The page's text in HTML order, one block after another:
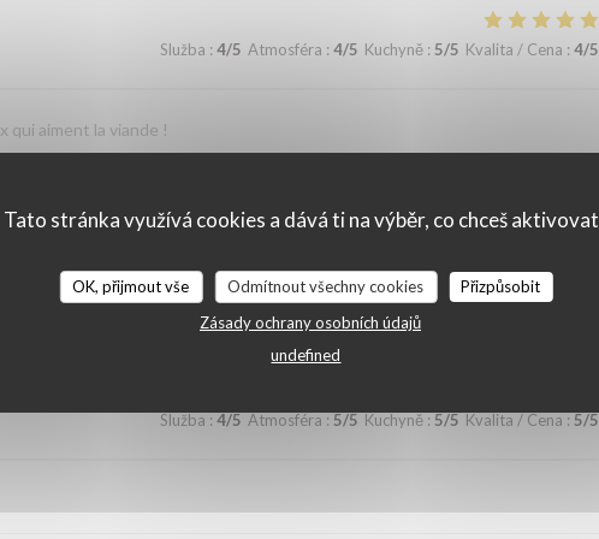
Tato stránka využívá cookies a dává ti na výběr, co chceš aktivovat
OK, přijmout vše Odmítnout všechny cookies
Přizpůsobit
Zásady ochrany osobních údajů
undefined
Služba : 4/5 Atmosféra : 4/5 Kuchyně: 5/5 Kvalita / Cena : 4/5
qui aiment la viande !
Kuchyně :
Služba : 4/5 Atmosféra : 5/5 Kuchyně: 5/5 Kvalita / Cena : 5/5